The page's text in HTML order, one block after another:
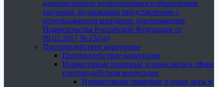
администрации муниципального образования
сведений, подлежащих представлению с
использованием координат (распоряжение
Правительства Российской Федерации от
09.02.2017 № 232-р)
Противодействие коррупции
Противодействие коррупции
Нормативные правовые и иные акты в сфере
противодействия коррупции
Нормативные правовые и иные акты в